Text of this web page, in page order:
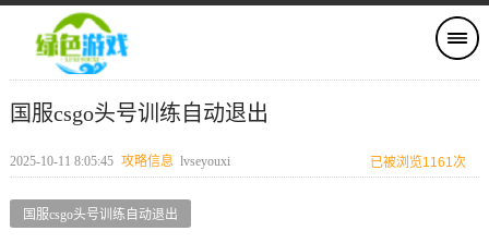
国服csgo头号训练自动退出
2025-10-11 8:05:45 攻略信息 lvseyouxi 已被浏览1161次
国服csgo头号训练自动退出